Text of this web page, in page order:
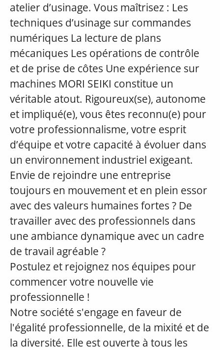
atelier d’usinage. Vous maîtrisez : Les
techniques d’usinage sur commandes
numériques La lecture de plans
mécaniques Les opérations de contrôle
et de prise de côtes Une expérience sur
machines MORI SEIKI constitue un
véritable atout. Rigoureux(se), autonome
et impliqué(e), vous êtes reconnu(e) pour
votre professionnalisme, votre esprit
d’équipe et votre capacité à évoluer dans
un environnement industriel exigeant.
Envie de rejoindre une entreprise
toujours en mouvement et en plein essor
avec des valeurs humaines fortes ? De
travailler avec des professionnels dans
une ambiance dynamique avec un cadre
de travail agréable ?
Postulez et rejoignez nos équipes pour
commencer votre nouvelle vie
professionnelle !
Notre société s'engage en faveur de
l'égalité professionnelle, de la mixité et de
la diversité. Elle est ouverte à tous les